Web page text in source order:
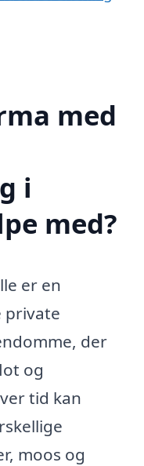
med
i
med?
er en
private
der
og
tid kan
moos og